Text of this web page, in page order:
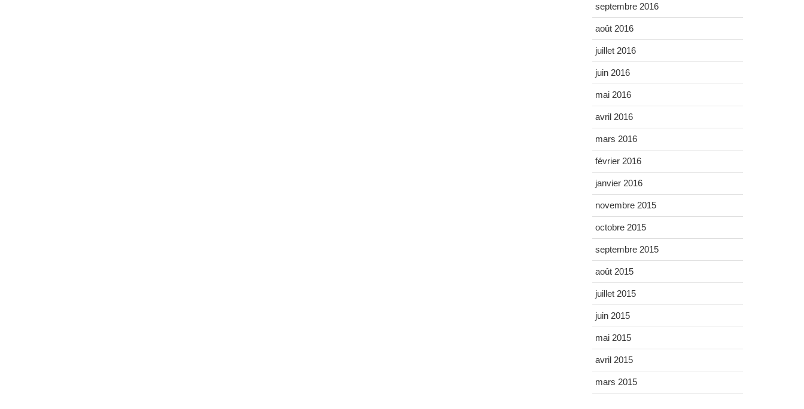
septembre 2016
août 2016
juillet 2016
juin 2016
mai 2016
avril 2016
mars 2016
février 2016
janvier 2016
novembre 2015
octobre 2015
septembre 2015
août 2015
juillet 2015
juin 2015
mai 2015
avril 2015
mars 2015